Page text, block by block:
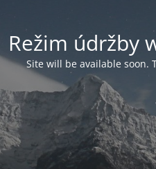
Režim údržby
Site will be available soon.